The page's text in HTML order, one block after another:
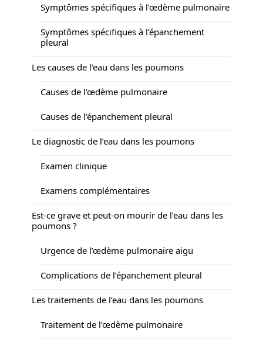
Symptômes spécifiques à l’œdème pulmonaire
Symptômes spécifiques à l’épanchement
pleural
Les causes de l’eau dans les poumons
Causes de l’œdème pulmonaire
Causes de l’épanchement pleural
Le diagnostic de l’eau dans les poumons
Examen clinique
Examens complémentaires
Est-ce grave et peut-on mourir de l’eau dans les
poumons ?
Urgence de l’œdème pulmonaire aigu
Complications de l’épanchement pleural
Les traitements de l’eau dans les poumons
Traitement de l’œdème pulmonaire